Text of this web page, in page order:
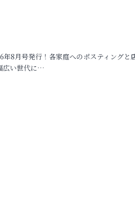
年8月号発行！各家庭へのポスティングと
広い世代に…